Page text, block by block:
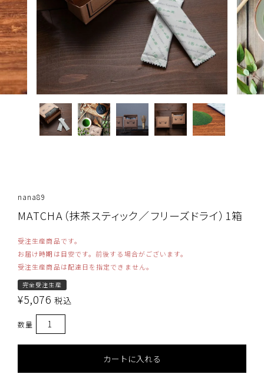
nana89
MATCHA（抹茶スティック／フリーズドライ）1箱
受注生産商品です。
お届け時期は目安です。前後する場合がございます。
受注生産商品は配達日を指定できません。
完全受注生産
¥5,076 税込
カートに入れる